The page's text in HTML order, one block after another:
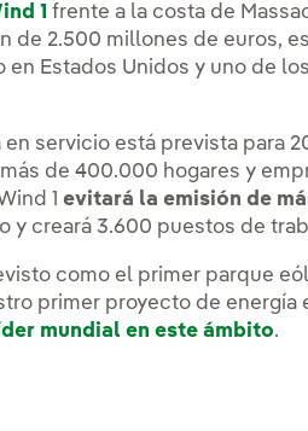
de innovación
1 frente a la costa de
de 2.500 millones de euros,
Estados Unidos y uno de
servicio está prevista para
de 400.000 hogares y
1evitará la emisión de
y creará 3.600 puestos de
como el primer parque
primer proyecto de
mundial en este ámbito.